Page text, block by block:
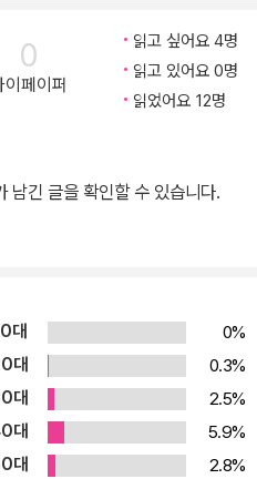
0
이페이퍼
읽고 싶어요 4명
읽고 있어요 0명
읽었어요 12명
남긴 글을 확인할 수 있습니다.
대
0%
대
0.3%
대
2.5%
대
5.9%
대
2.8%